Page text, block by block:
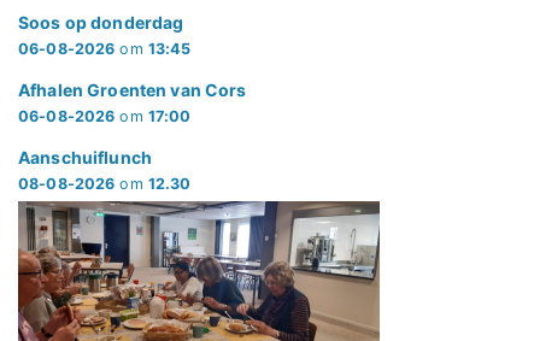
Soos op donderdag
06-08-2026 om 13:45
Afhalen Groenten van Cors
06-08-2026 om 17:00
Aanschuiflunch
08-08-2026 om 12.30